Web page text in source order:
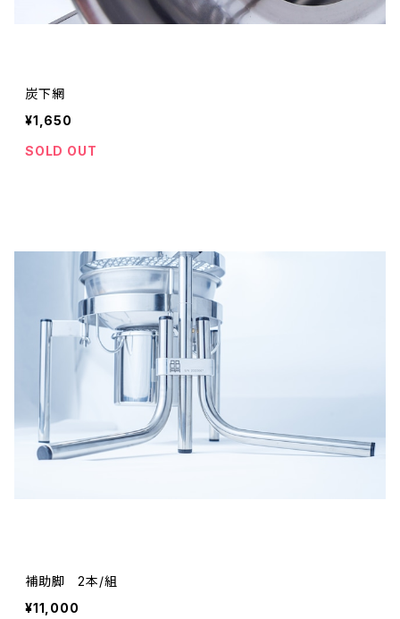
炭下網
¥1,650
SOLD OUT
補助脚 2本/組
¥11,000